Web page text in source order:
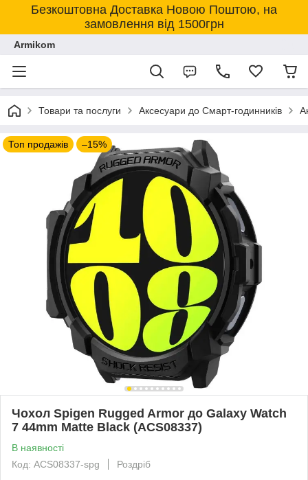
Безкоштовна Доставка Новою Поштою, на
замовлення від 1500грн
Armikom
Товари та послуги Аксесуари до Смарт-годинників
Топ продажів –15%
Чохол Spigen Rugged Armor до Galaxy Watch
7 44mm Matte Black (ACS08337)
В наявності
Код: ACS08337-spg
Роздріб